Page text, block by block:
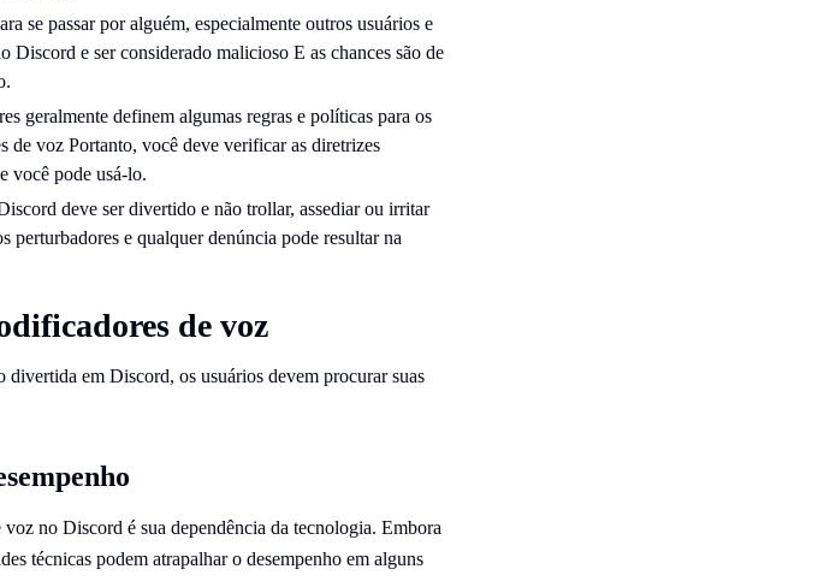
se passar por alguém, especialmente outros usuários e
e ser considerado malicioso E as chances são de
geralmente definem algumas regras e políticas para os
voz Portanto, você deve verificar as diretrizes
você pode usá-lo.
deve ser divertido e não trollar, assediar ou irritar
perturbadores e qualquer denúncia pode resultar na
de voz
em Discord, os usuários devem procurar suas
no Discord é sua dependência da tecnologia. Embora
técnicas podem atrapalhar o desempenho em alguns